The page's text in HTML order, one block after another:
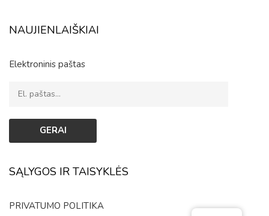
NAUJIENLAIŠKIAI
Elektroninis paštas
SĄLYGOS IR TAISYKLĖS
PRIVATUMO POLITIKA